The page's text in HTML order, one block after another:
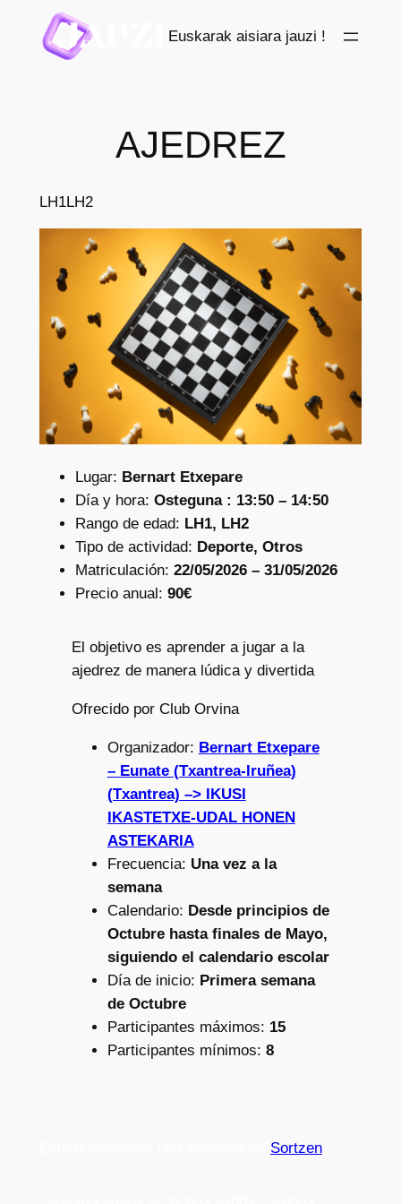
contenido
Euskarak aisiara jauzi !
AJEDREZ
LH1LH2
Lugar: Bernart Etxepare
Día y hora: Osteguna : 13:50 – 14:50
Rango de edad: LH1, LH2
Tipo de actividad: Deporte, Otros
Matriculación: 22/05/2026 – 31/05/2026
Precio anual: 90€
El objetivo es aprender a jugar a la
ajedrez de manera lúdica y divertida
Ofrecido por Club Orvina
Organizador: Bernart Etxepare
– Eunate (Txantrea-Iruñea)
(Txantrea) –> IKUSI
IKASTETXE-UDAL HONEN
ASTEKARIA
Frecuencia: Una vez a la
semana
Calendario: Desde principios de
Octubre hasta finales de Mayo,
siguiendo el calendario escolar
Día de inicio: Primera semana
de Octubre
Participantes máximos: 15
Participantes mínimos: 8
Sortzen